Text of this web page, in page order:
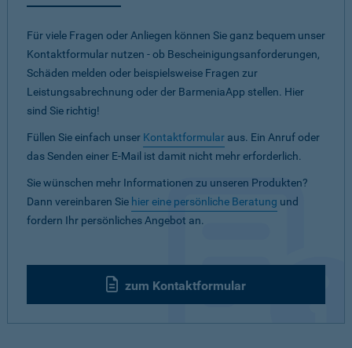
Für viele Fragen oder Anliegen können Sie ganz bequem unser
Kontaktformular nutzen - ob Bescheinigungsanforderungen,
Schäden melden oder beispielsweise Fragen zur
Leistungsabrechnung oder der BarmeniaApp stellen. Hier
sind Sie richtig!
Füllen Sie einfach unser Kontaktformular aus. Ein Anruf oder
das Senden einer E-Mail ist damit nicht mehr erforderlich.
Sie wünschen mehr Informationen zu unseren Produkten?
Dann vereinbaren Sie hier eine persönliche Beratung und
fordern Ihr persönliches Angebot an.
zum Kontaktformular